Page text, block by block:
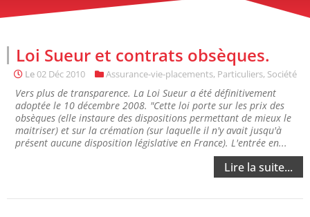
Loi Sueur et contrats obsèques.
Le02 Déc 2010 Assurance-vie-placements, Particuliers, Société
Vers plus de transparence. La Loi Sueur a été définitivement
adoptée le 10 décembre 2008. "Cette loi porte sur les prix des
obsèques (elle instaure des dispositions permettant de mieux le
maitriser) et sur la crémation (sur laquelle il n'y avait jusqu'à
présent aucune disposition législative en France). L'entrée en...
Lire la suite...